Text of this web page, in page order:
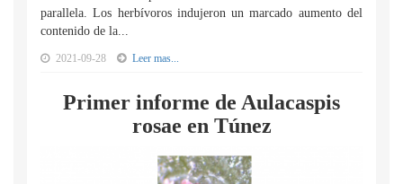
parallela. Los herbívoros indujeron un marcado aumento del
contenido de la...
2021-09-28 Leer mas...
Primer informe de Aulacaspis
rosae en Túnez